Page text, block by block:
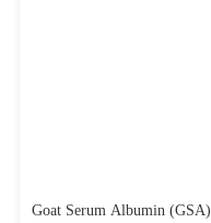
Goat Serum Albumin (GSA)